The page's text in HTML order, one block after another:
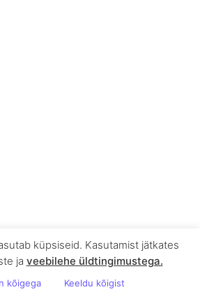
küpsiseid. Kasutamist jätkates
ja veebilehe üldtingimustega .
kõigega Keeldu kõigist